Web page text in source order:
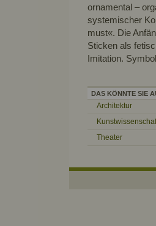
ornamental –
systemischer
must«. Die
Sticken als
Imitation.
DAS KÖNNTE SIE
Architektur
Theater